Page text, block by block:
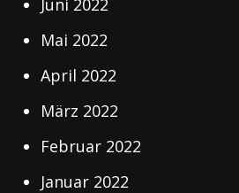
Juni 2022
Mai 2022
April 2022
März 2022
Februar 2022
Januar 2022